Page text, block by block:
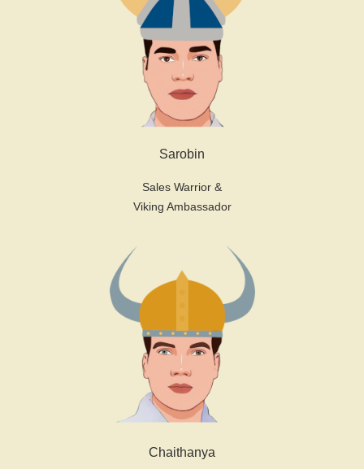
Sarobin
Sales Warrior &
Viking Ambassador
Chaithanya